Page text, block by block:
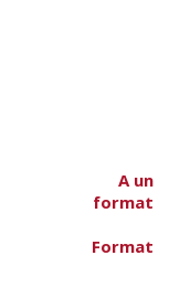
A un
format
Format